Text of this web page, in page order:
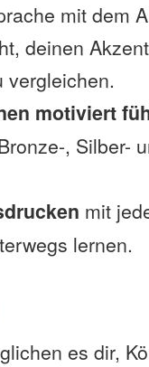
mit dem
deinen
vergleichen.
motiviert
, Silber-
mit
lernen.
es dir,